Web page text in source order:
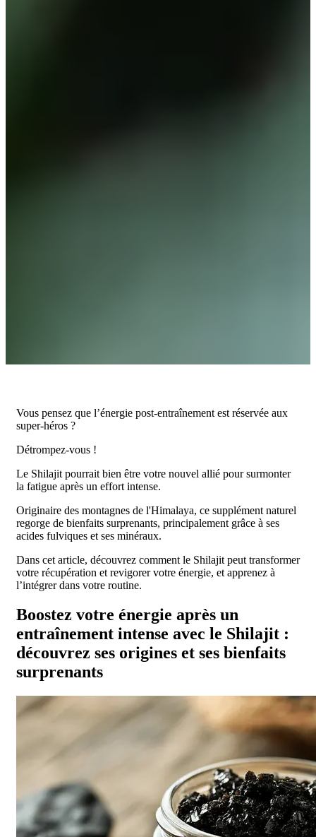
Vous pensez que l’énergie post-entraînement est réservée aux
super-héros ?
Détrompez-vous !
Le Shilajit pourrait bien être votre nouvel allié pour surmonter
la fatigue après un effort intense.
Originaire des montagnes de l'Himalaya, ce supplément naturel
regorge de bienfaits surprenants, principalement grâce à ses
acides fulviques et ses minéraux.
Dans cet article, découvrez comment le Shilajit peut transformer
votre récupération et revigorer votre énergie, et apprenez à
l’intégrer dans votre routine.
Boostez votre énergie après un
entraînement intense avec le Shilajit :
découvrez ses origines et ses bienfaits
surprenants